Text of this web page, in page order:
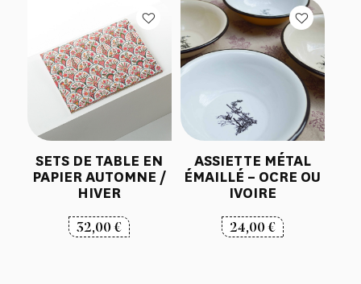
SETS DE TABLE EN
PAPIER AUTOMNE /
HIVER
32,00€
ASSIETTE MÉTAL
ÉMAILLÉ – OCRE OU
IVOIRE
24,00€